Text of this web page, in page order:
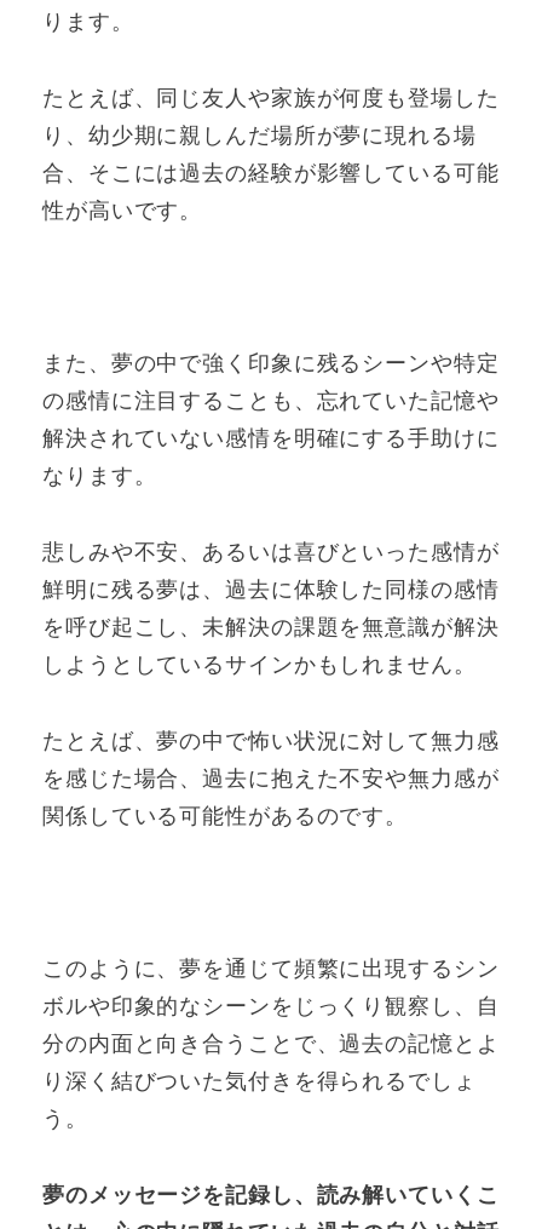
ります。
たとえば、同じ友人や家族が何度も登場した
り、幼少期に親しんだ場所が夢に現れる場
合、そこには過去の経験が影響している可能
性が高いです。
また、夢の中で強く印象に残るシーンや特定
の感情に注目することも、忘れていた記憶や
解決されていない感情を明確にする手助けに
なります。
悲しみや不安、あるいは喜びといった感情が
鮮明に残る夢は、過去に体験した同様の感情
を呼び起こし、未解決の課題を無意識が解決
しようとしているサインかもしれません。
たとえば、夢の中で怖い状況に対して無力感
を感じた場合、過去に抱えた不安や無力感が
関係している可能性があるのです。
このように、夢を通じて頻繁に出現するシン
ボルや印象的なシーンをじっくり観察し、自
分の内面と向き合うことで、過去の記憶とよ
り深く結びついた気付きを得られるでしょ
う。
夢のメッセージを記録し、読み解いていくこ